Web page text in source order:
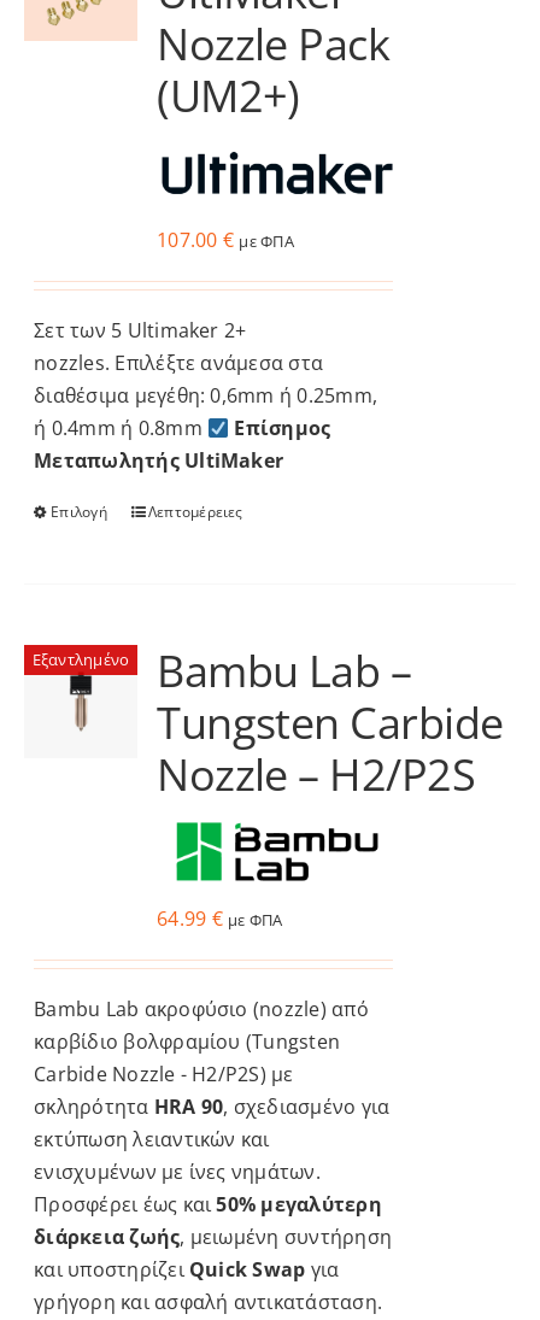
επιλογές
μπορούν
επιλεγούν
στη
σελίδα
προϊόντος
Nozzle Pack
(UM2+)
107.00 € με ΦΠΑ
Σετ των 5 Ultimaker 2+
nozzles. Επιλέξτε ανάμεσα στα
διαθέσιμα μεγέθη: 0,6mm ή 0.25mm,
ή 0.4mm ή 0.8mm
Επίσημος
Μεταπωλητής UltiMaker
Επιλογή
Αυτό
πολλαπλές
παραλλαγές.
επιλογές
μπορούν
επιλεγούν
σελίδα
προϊόντος
Λεπτομέρειες
Εξαντλημένο
Bambu Lab –
Tungsten Carbide
Nozzle – H2/P2S
64.99 € με ΦΠΑ
Bambu Lab ακροφύσιο (nozzle) από
καρβίδιο βολφραμίου (Tungsten
Carbide Nozzle - H2/P2S) με
σκληρότητα HRA 90, σχεδιασμένο για
εκτύπωση λειαντικών και
ενισχυμένων με ίνες νημάτων.
Προσφέρει έως και50% μεγαλύτερη
διάρκεια ζωής, μειωμένη συντήρηση
και υποστηρίζειQuick Swap για
γρήγορη και ασφαλή αντικατάσταση.